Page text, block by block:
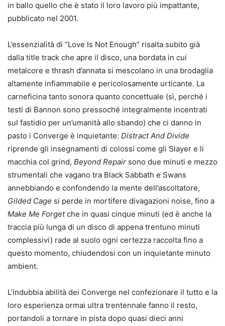
in ballo quello che è stato il loro lavoro più impattante,
pubblicato nel 2001.
L’essenzialità di “Love Is Not Enough” risalta subito già
dalla title track che apre il disco, una bordata in cui
metalcore e thrash d’annata si mescolano in una brodaglia
altamente infiammabile e pericolosamente urticante. La
carneficina tanto sonora quanto concettuale (sì, perché i
testi di Bannon sono pressoché integralmente incentrati
sul fastidio per un’umanità allo sbando) che ci danno in
pasto i Converge è inquietante: Distract And Divide
riprende gli insegnamenti di colossi come gli Slayer e li
macchia col grind, Beyond Repair sono due minuti e mezzo
strumentali che vagano tra Black Sabbath e Swans
annebbiando e confondendo la mente dell’ascoltatore,
Gilded Cage si perde in mortifere divagazioni noise, fino a
Make Me Forgetche in quasi cinque minuti (ed è anche la
traccia più lunga di un disco di appena trentuno minuti
complessivi) rade al suolo ogni certezza raccolta fino a
questo momento, chiudendosi con un inquietante minuto
ambient.
L’indubbia abilità dei Converge nel confezionare il tutto e la
loro esperienza ormai ultra trentennale fanno il resto,
portandoli a tornare in pista dopo quasi dieci anni